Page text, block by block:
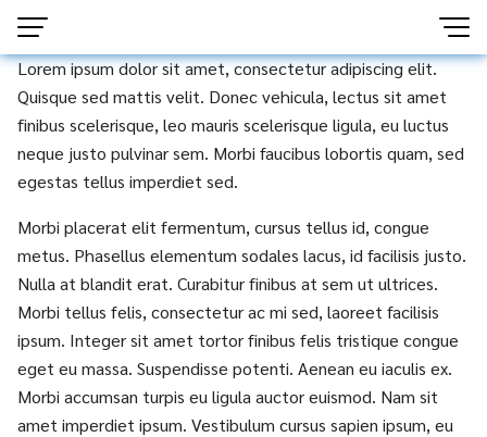
Lorem ipsum dolor sit amet, consectetur adipiscing elit.
Quisque sed mattis velit. Donec vehicula, lectus sit amet
finibus scelerisque, leo mauris scelerisque ligula, eu luctus
neque justo pulvinar sem. Morbi faucibus lobortis quam, sed
egestas tellus imperdiet sed.
Morbi placerat elit fermentum, cursus tellus id, congue
metus. Phasellus elementum sodales lacus, id facilisis justo.
Nulla at blandit erat. Curabitur finibus at sem ut ultrices.
Morbi tellus felis, consectetur ac mi sed, laoreet facilisis
ipsum. Integer sit amet tortor finibus felis tristique congue
eget eu massa. Suspendisse potenti. Aenean eu iaculis ex.
Morbi accumsan turpis eu ligula auctor euismod. Nam sit
amet imperdiet ipsum. Vestibulum cursus sapien ipsum, eu